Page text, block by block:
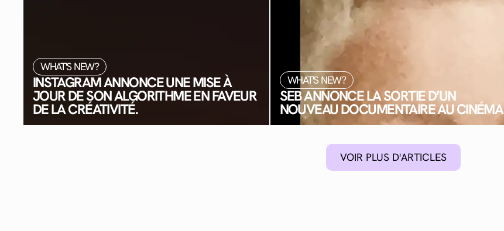
WHAT'S NEW?
INSTAGRAM ANNONCE UNE MISE À
JOUR DE SON ALGORITHME EN FAVEUR
DE LA CRÉATIVITÉ.
WHAT'S NEW?
SEB ANNONCE LA SORTIE D’UN
NOUVEAU DOCUMENTAIRE AU CINÉMA
VOIR PLUS D'ARTICLES